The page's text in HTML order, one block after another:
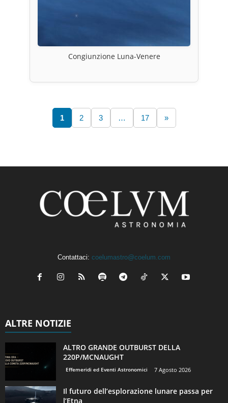
Congiunzione Luna-Venere
1 2 3 … 17 »
Contattaci: coelumastro@coelum.com
ALTRE NOTIZIE
ALTRO GRANDE OUTBURST DELLA
220P/MCNAUGHT
Effemeridi ed Eventi Astronomici 7 Agosto 2026
Il futuro dell’esplorazione lunare passa per
l’Etna